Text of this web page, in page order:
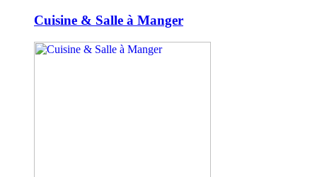
Cuisine & Salle à Manger